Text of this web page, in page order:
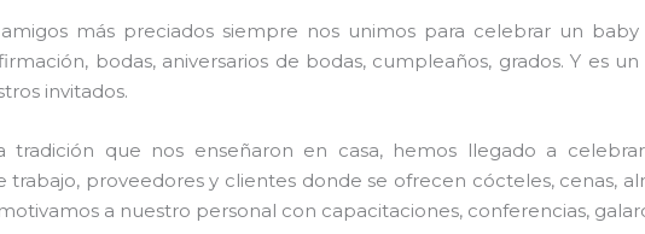
más preciados siempre nos unimos para celebrar un
bodas, aniversarios de bodas, cumpleaños, grados. Y es
invitados.
tradición que nos enseñaron en casa, hemos llegado a
trabajo, proveedores y clientes donde se ofrecen cócteles, cenas,
a nuestro personal con capacitaciones, conferencias,